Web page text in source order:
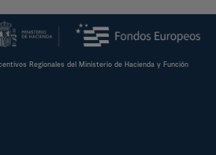
Regionales del Ministerio de Hacienda y Función